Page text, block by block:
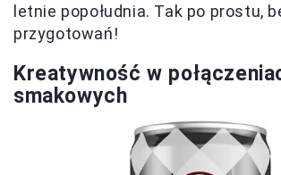
letnie popołudnia. Tak po prostu,
przygotowań!
Kreatywność w
smakowych